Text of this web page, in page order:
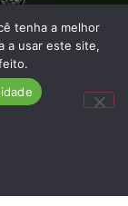
tenha a melhor
a usar este site,